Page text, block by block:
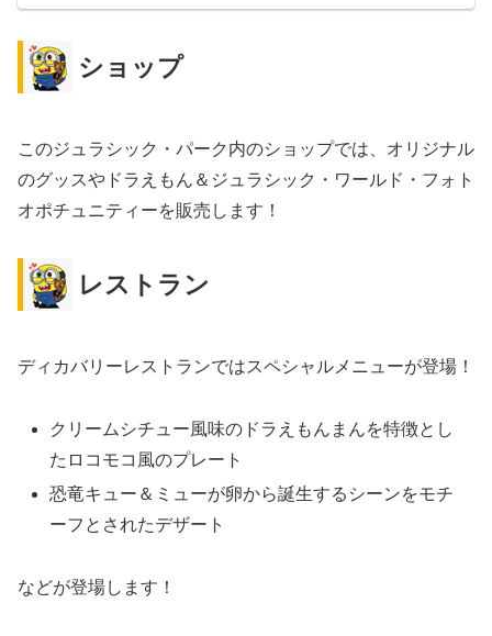
ショップ
このジュラシック・パーク内のショップでは、オリジナル
のグッスやドラえもん＆ジュラシック・ワールド・フォト
オポチュニティーを販売します！
レストラン
ディカバリーレストランではスペシャルメニューが登場！
クリームシチュー風味のドラえもんまんを特徴とし
たロコモコ風のプレート
恐竜キュー＆ミューが卵から誕生するシーンをモチ
ーフとされたデザート
などが登場します！